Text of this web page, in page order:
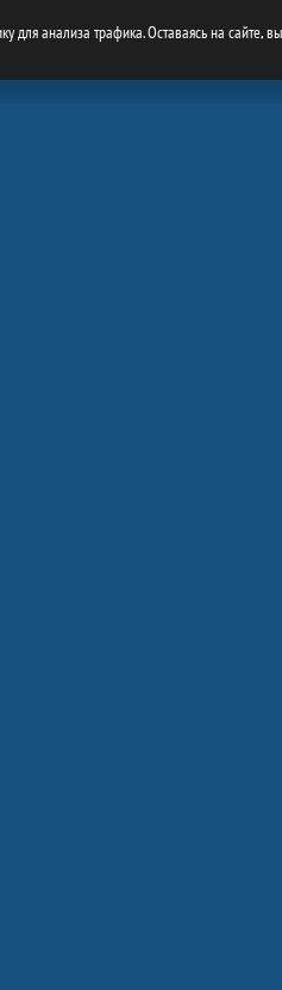
для анализа трафика. Оставаясь на сайте,